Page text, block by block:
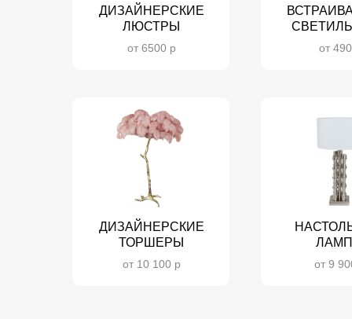
ДИЗАЙНЕРСКИЕ
ЛЮСТРЫ
от 6500 р от
ДИЗАЙНЕРСКИЕ
ТОРШЕРЫ
от 10 100 р от 9